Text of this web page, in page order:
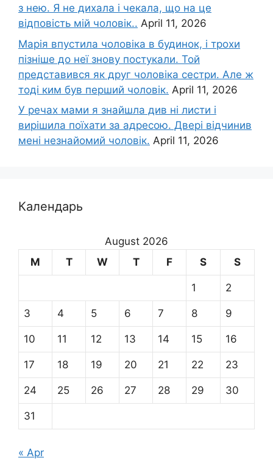
з нею. Я не дихала і чекала, що на це
відповість мій чоловік.. April 11, 2026
Марія впустила чоловіка в будинок, і трохи
пізніше до неї знову постукали. Той
представився як друг чоловіка сестри. Але ж
тоді ким був перший чоловік. April 11, 2026
У речах мами я знайшла див ні листи і
вирішила поїхати за адресою. Двері відчинив
мені незнайомий чоловік. April 11, 2026
Календарь
August 2026
M
T W T F S S
1 2
3 4 5 6 7 8 9
10 11 12 13 14 15 16
17 18 19 20 21 22 23
24 25 26 27 28 29 30
31
« Apr